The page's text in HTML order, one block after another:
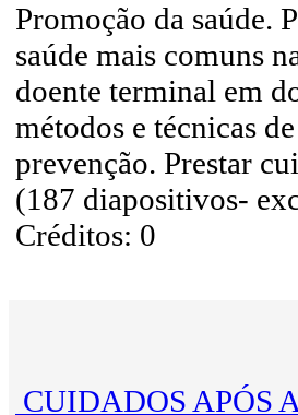
Promoção da saúde.
saúde mais comuns
doente terminal em
métodos e técnicas
prevenção. Prestar
(187 diapositivos-
Créditos: 0
CUIDADOS APÓS